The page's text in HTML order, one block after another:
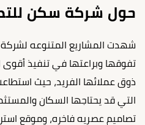
حول شركة سكن
شهدت المشاريع المتنوعه
تفوقها وبراعتها في تنفيذ
ذوق عملائها الفريد، حيث
التي قد يحتاجها السكان
تصاميم عصريه فاخره، وموقع